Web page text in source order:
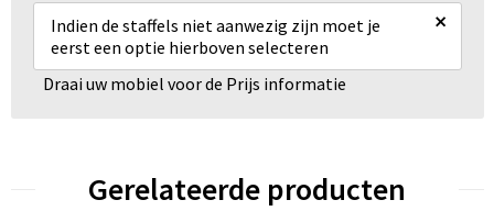
Indien de staffels niet aanwezig zijn moet je
eerst een optie hierboven selecteren
×
Draai uw mobiel voor de Prijs informatie
Gerelateerde producten